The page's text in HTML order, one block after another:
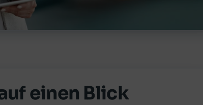
einen Blick